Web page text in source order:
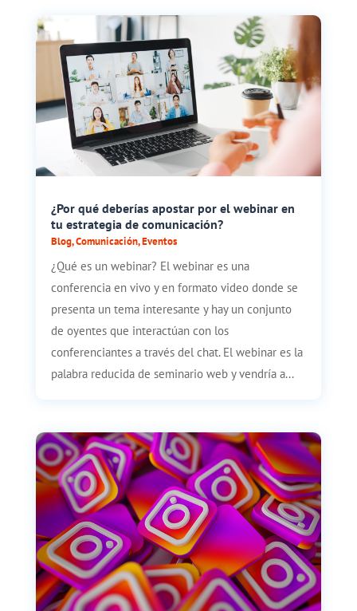
¿Por qué deberías apostar por el webinar en
tu estrategia de comunicación?
Blog,Comunicación,Eventos
¿Qué es un webinar? El webinar es una
conferencia en vivo y en formato video donde se
presenta un tema interesante y hay un conjunto
de oyentes que interactúan con los
conferenciantes a través del chat. El webinar es la
palabra reducida de seminario web y vendría a...